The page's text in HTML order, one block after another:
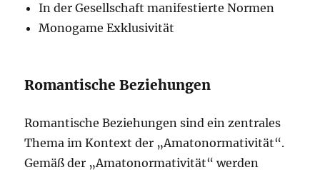
In der Gesellschaft manifestierte Normen
Monogame Exklusivität
Romantische Beziehungen
Romantische Beziehungen sind ein zentrales
Thema im Kontext der „Amatonormativität“.
Gemäß der „Amatonormativität“ werden